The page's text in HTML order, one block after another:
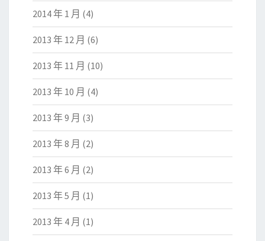
2014 年 1 月 (4)
2013 年 12 月 (6)
2013 年 11 月 (10)
2013 年 10 月 (4)
2013 年 9 月 (3)
2013 年 8 月 (2)
2013 年 6 月 (2)
2013 年 5 月 (1)
2013 年 4 月 (1)